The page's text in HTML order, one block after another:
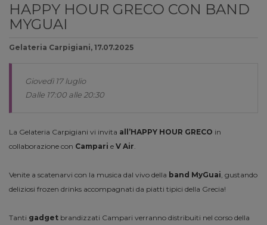
HAPPY HOUR GRECO CON BAND
MYGUAI
Gelateria Carpigiani, 17.07.2025
Giovedì 17 luglio
Dalle 17:00 alle 20:30
La Gelateria Carpigiani vi invita all’HAPPY HOUR GRECO in
collaborazione con Campari e V Air.
Venite a scatenarvi con la musica dal vivo della band MyGuai, gustando
deliziosi frozen drinks accompagnati da piatti tipici della Grecia!
Tanti gadget brandizzati Campari verranno distribuiti nel corso della